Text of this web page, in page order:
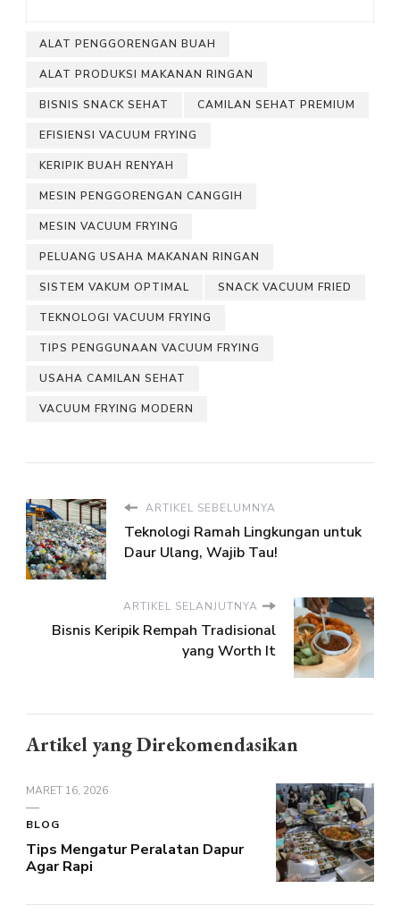
ALAT PENGGORENGAN BUAH
ALAT PRODUKSI MAKANAN RINGAN
BISNIS SNACK SEHAT CAMILAN SEHAT PREMIUM
EFISIENSI VACUUM FRYING
KERIPIK BUAH RENYAH
MESIN PENGGORENGAN CANGGIH
MESIN VACUUM FRYING
PELUANG USAHA MAKANAN RINGAN
SISTEM VAKUM OPTIMAL SNACK VACUUM FRIED
TEKNOLOGI VACUUM FRYING
TIPS PENGGUNAAN VACUUM FRYING
USAHA CAMILAN SEHAT
VACUUM FRYING MODERN
ARTIKEL SEBELUMNYA
Teknologi Ramah Lingkungan untuk
Daur Ulang, Wajib Tau!
ARTIKEL SELANJUTNYA
Bisnis Keripik Rempah Tradisional
yang Worth It
Artikel yang Direkomendasikan
MARET 16, 2026
BLOG
Tips Mengatur Peralatan Dapur
Agar Rapi